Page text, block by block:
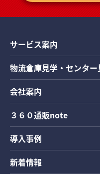
サービス案内
物流倉庫見学・センター
会社案内
３６０通販note
導入事例
新着情報